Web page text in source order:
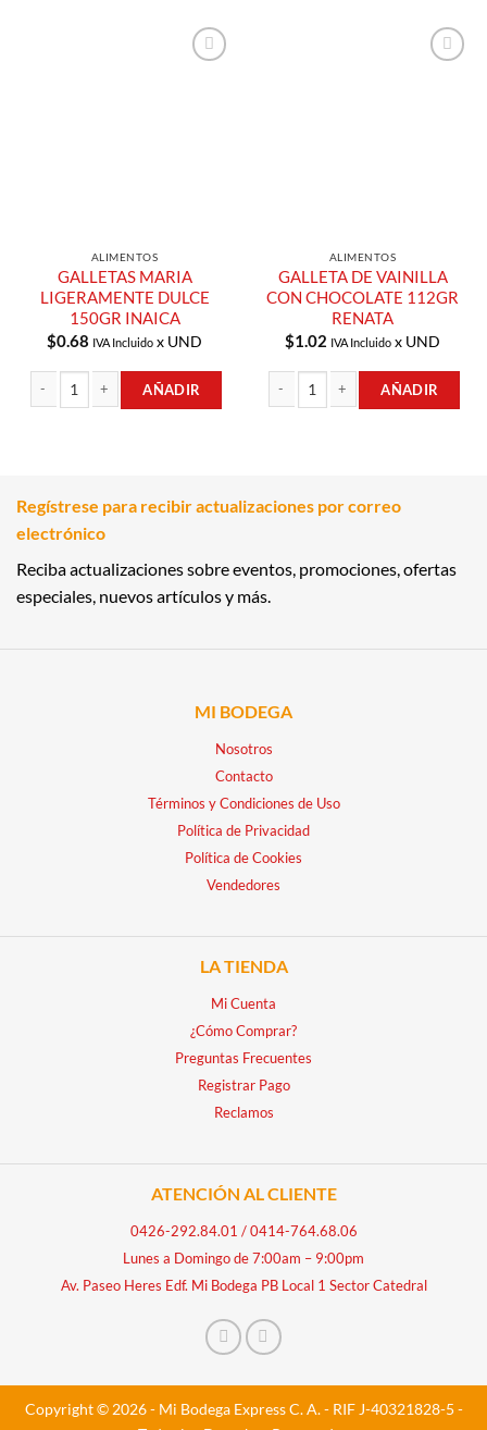
ALIMENTOS
GALLETAS MARIA
LIGERAMENTE DULCE
150GR INAICA
$0.68 IVA Incluido x UND
AÑADIR
ALIMENTOS
GALLETA DE VAINILLA
CON CHOCOLATE 112GR
RENATA
$1.02 IVA Incluido x UND
AÑADIR
Regístrese para recibir actualizaciones por correo
electrónico
Reciba actualizaciones sobre eventos, promociones, ofertas
especiales, nuevos artículos y más.
MI BODEGA
Nosotros
Contacto
Términos y Condiciones de Uso
Política de Privacidad
Política de Cookies
Vendedores
LA TIENDA
Mi Cuenta
¿Cómo Comprar?
Preguntas Frecuentes
Registrar Pago
Reclamos
ATENCIÓN AL CLIENTE
0426-292.84.01 /0414-764.68.06
Lunes a Domingo de 7:00am – 9:00pm
Av. Paseo Heres Edf. Mi Bodega PB Local 1 Sector Catedral
Copyright © 2026 - Mi Bodega Express C. A. - RIF J-40321828-5 -